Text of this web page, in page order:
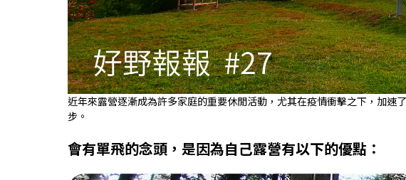
近年來露營逐漸成為許多家庭的重要休閒活動，尤其在疫情衝擊之下，加
步。
會有單飛的念頭，是因為自己露營有以下的優點：